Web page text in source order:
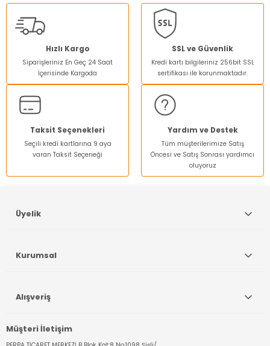
kullanarak tarafımıza iletebilirsiniz.
Görüş ve önerileriniz için teşekkür ederiz.
Ürün resmi kalitesiz, bozuk veya görüntülenemiyor.
Ürün açıklamasında eksik bilgiler bulunuyor.
Ürün bilgilerinde hatalar bulunuyor.
Ürün fiyatı diğer sitelerden daha pahalı.
Bu ürüne benzer farklı alternatifler olmalı.
Hızlı Kargo
Siparişleriniz En Geç 24 Saat
İçerisinde Kargoda
SSL ve Güvenlik
Kredi kartı bilgileriniz 256bit SSL
sertifikası ile korunmaktadır.
Taksit Seçenekleri
Seçili kredi kartlarına 9 aya
varan Taksit Seçeneği
Yardım ve Destek
Tüm müşterilerimize Satış
Öncesi ve Satış Sonrası yardımcı
oluyoruz
Müşteri İletişim
Üyelik
Kurumsal
Alışveriş